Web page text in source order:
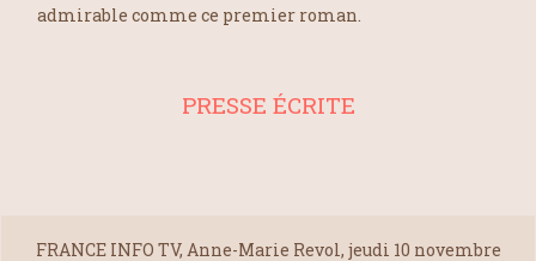
admirable comme ce premier roman.
PRESSE ÉCRITE
FRANCE INFO TV, Anne-Marie Revol, jeudi 10 novembre